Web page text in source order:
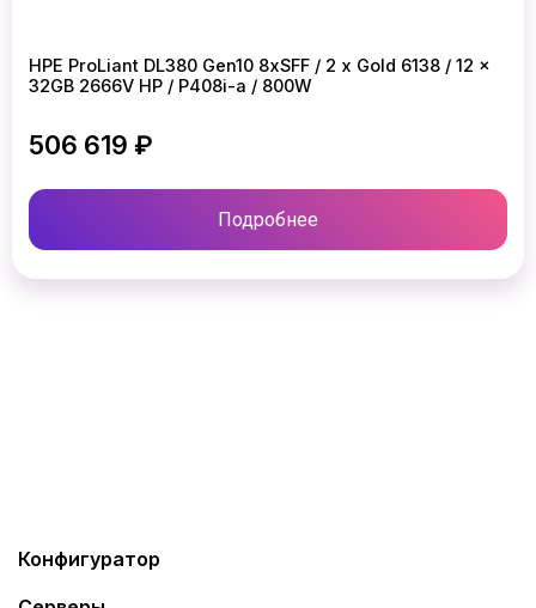
HPE ProLiant DL380 Gen10 8xSFF / 2 x Gold 6138 / 12 x
32GB 2666V HP / P408i-a / 800W
506 619 ₽
Подробнее
Конфигуратор